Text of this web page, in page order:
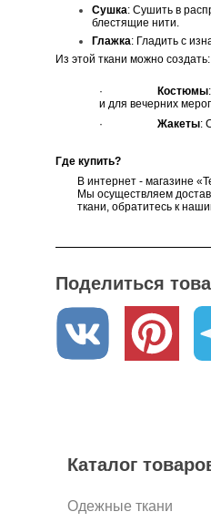
Сушка: Сушить в
блестящие нити.
Глажка: Гладить с
Из этой ткани можно создать:
· Костюмы
и для вечерних
·
Жакеты:
Где купить?
В интернет - магазине
Мы осуществляем
ткани, обратитесь к
Поделиться
Каталог
Одежные ткани